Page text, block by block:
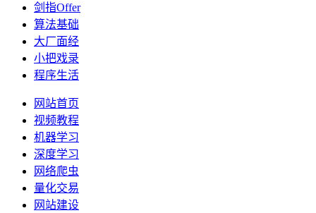
剑指Offer
算法基础
大厂面经
小把戏录
程序生活
网站首页
视频教程
机器学习
深度学习
网络爬虫
量化交易
网站建设